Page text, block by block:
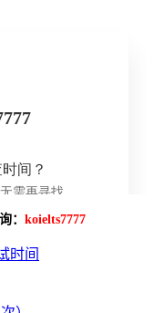
： koielts7777
时间